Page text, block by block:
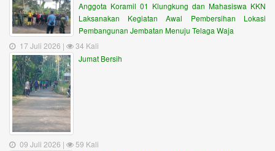
Anggota Koramil 01 Klungkung dan Mahasiswa KKN
Laksanakan Kegiatan Awal Pembersihan Lokasi
Pembangunan Jembatan Menuju Telaga Waja
17 Juli 2026 |
34 Kali
Jumat Bersih
09 Juli 2026 |
59 Kali